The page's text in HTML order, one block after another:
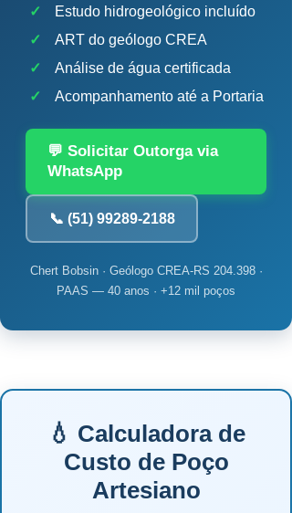
✓
Estudo hidrogeológico incluído
✓
ART do geólogo CREA
✓
Análise de água certificada
✓
Acompanhamento até a Portaria
💬 Solicitar Outorga via
WhatsApp
📞 (51) 99289-2188
Chert Bobsin · Geólogo CREA-RS 204.398 ·
PAAS — 40 anos · +12 mil poços
💧 Calculadora de
Custo de Poço
Artesiano